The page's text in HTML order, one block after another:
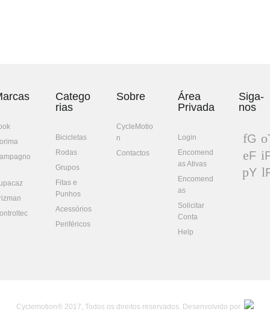
Catego
rias
Bicicletas
Rodas
Grupos
Fitas e
Punhos
Acessórios
Periféricos
Sobre
CycleMotio
n
Contactos
Área
Privada
Login
Encomend
as Ativas
Encomend
as
Solicitar
Conta
Help
Siga-
nos
G
oo
gl
e+
F
ac
eb
Y
Cyclemotion® 2017, Todos os direitos reservados. Desenvolvido por